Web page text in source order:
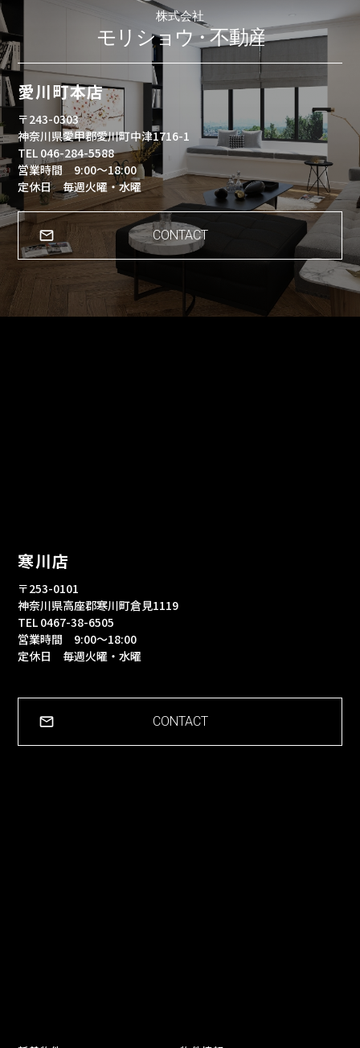
愛川町本店
〒243-0303
神奈川県愛甲郡愛川町中津1716-1
TEL 046-284-5588
営業時間 9:00～18:00
定休日 毎週火曜・水曜
CONTACT
寒川店
〒253-0101
神奈川県高座郡寒川町倉見1119
TEL 0467-38-6505
営業時間 9:00～18:00
定休日 毎週火曜・水曜
CONTACT